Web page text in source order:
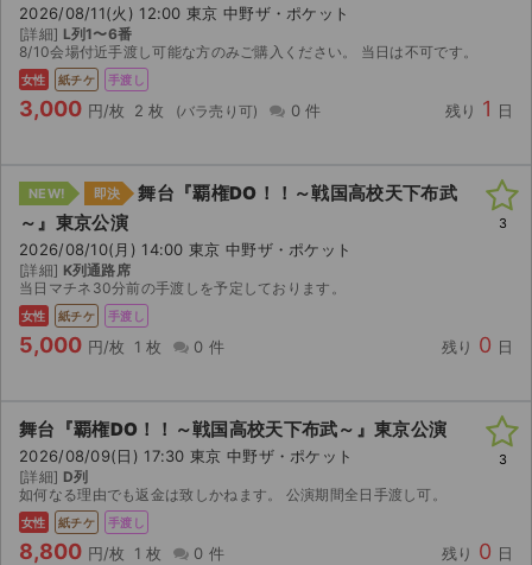
ライブ・コンサート（海外）
イベント
スポーツ
ご利用ガイド
ご利用ガイド
手数料・お支払い方法
よくある質問
お知らせ
2026/08/11(火) 12:00 東京 中野ザ・ポケット
[詳細] L列1〜6番
8/10会場付近手渡し可能な方のみご購入ください。 当日は不可です。
女性 紙チケ 手渡し
3,000 円/枚 2 枚 0 件 残り 1 日
NEW! 即決
舞台『覇権DO！！～戦国高校天下布武
～』東京公演
2026/08/10(月) 14:00 東京 中野ザ・ポケット
[詳細] K列通路席
当日マチネ30分前の手渡しを予定しております。
女性 紙チケ 手渡し
5,000 円/枚 1 枚 0 件 残り 0 日
3
舞台『覇権DO！！～戦国高校天下布武～』東京公演
2026/08/09(日) 17:30 東京 中野ザ・ポケット
[詳細] D列
如何なる理由でも返金は致しかねます。 公演期間全日手渡し可。
女性 紙チケ 手渡し
8,800 円/枚 1 枚 0 件 残り 0 日
3